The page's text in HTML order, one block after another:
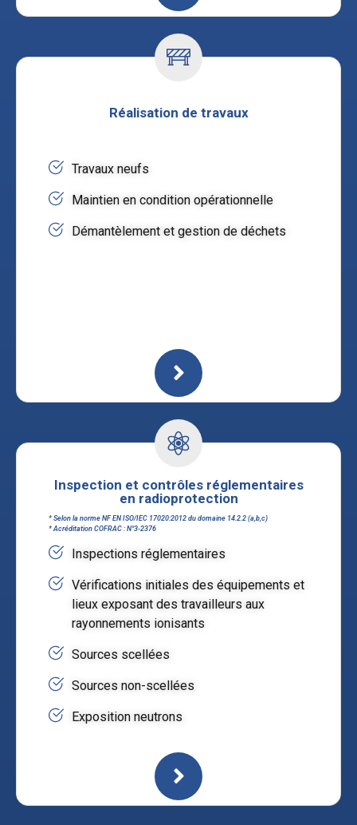
Réalisation de travaux
Travaux neufs
Maintien en condition opérationnelle
Démantèlement et gestion de déchets
Inspection et contrôles réglementaires
en radioprotection
* Selon la norme NF EN ISO/IEC 17020:2012 du domaine 14.2.2 (a,b,c)
* Acréditation COFRAC : N°3-2376
Inspections réglementaires
Vérifications initiales des équipements et
lieux exposant des travailleurs aux
rayonnements ionisants
Sources scellées
Sources non-scellées
Exposition neutrons